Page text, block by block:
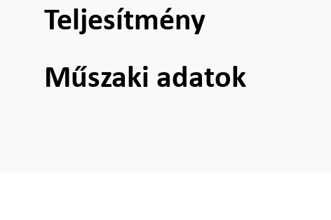
Teljesítmény
Műszaki adatok